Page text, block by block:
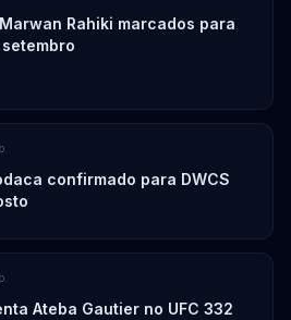
Rahiki marcados para
setembro
confirmado para DWCS
Ateba Gautier no UFC 332